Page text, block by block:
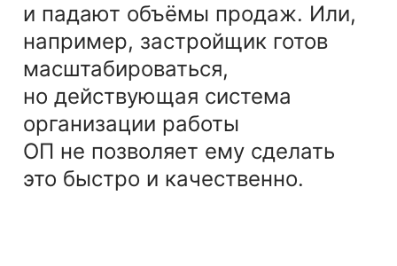
и падают объёмы продаж. Или,
например, застройщик готов
масштабироваться,
но действующая система
организации работы
ОП не позволяет ему сделать
это быстро и качественно.